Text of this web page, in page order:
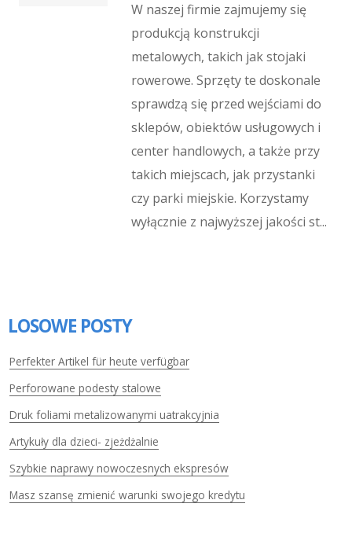
W naszej firmie zajmujemy się
produkcją konstrukcji
metalowych, takich jak stojaki
rowerowe. Sprzęty te doskonale
sprawdzą się przed wejściami do
sklepów, obiektów usługowych i
center handlowych, a także przy
takich miejscach, jak przystanki
czy parki miejskie. Korzystamy
wyłącznie z najwyższej jakości st...
LOSOWE POSTY
Perfekter Artikel für heute verfügbar
Perforowane podesty stalowe
Druk foliami metalizowanymi uatrakcyjnia
Artykuły dla dzieci- zjeżdżalnie
Szybkie naprawy nowoczesnych ekspresów
Masz szansę zmienić warunki swojego kredytu